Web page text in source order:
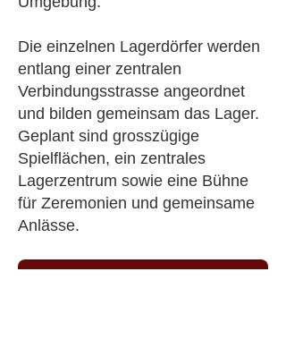
Die einzelnen Lagerdörfer werden
entlang einer zentralen
Verbindungsstrasse angeordnet
und bilden gemeinsam das Lager.
Geplant sind grosszügige
Spielflächen, ein zentrales
Lagerzentrum sowie eine Bühne
für Zeremonien und gemeinsame
Anlässe.